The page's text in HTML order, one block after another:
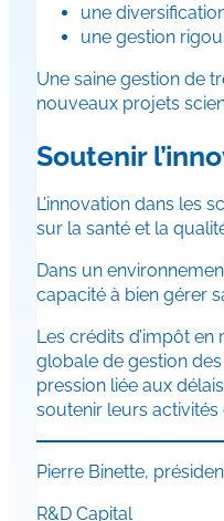
une
une gestion
Une saine gestion de
nouveaux projets
Soutenir
L’innovation dans les
sur la santé et la
Dans un
capacité à bien gérer
Les crédits d’impôt
globale de gestion
pression liée aux
soutenir leurs activités
Pierre Binette,
R&D Capital